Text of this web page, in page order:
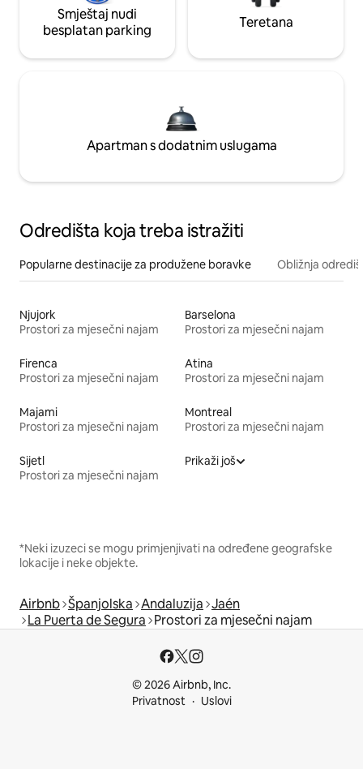
Smještaj nudi
besplatan parking
Teretana
Apartman s dodatnim uslugama
Odredišta koja treba istražiti
Popularne destinacije za produžene boravke Obližnja
Njujork
Prostori za mjesečni najam
Barselona
Prostori za mjesečni najam
Firenca
Prostori za mjesečni najam
Atina
Prostori za mjesečni najam
Majami
Prostori za mjesečni najam
Montreal
Prostori za mjesečni najam
Sijetl
Prostori za mjesečni najam
Prikaži još
*Neki izuzeci se mogu primjenjivati na određene geografske
lokacije i neke objekte.
Airbnb Španjolska Andaluzija Jaén
La Puerta de Segura Prostori za mjesečni najam
© 2026 Airbnb, Inc.
Privatnost
Uslovi